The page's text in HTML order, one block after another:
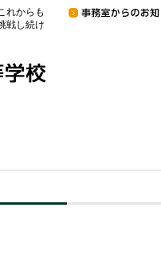
れからも
戦し続け